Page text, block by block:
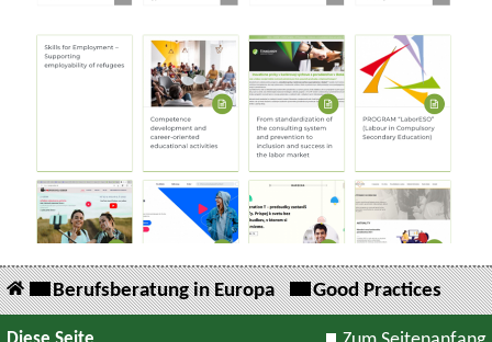
Berufsberatung in Europa Good Practices